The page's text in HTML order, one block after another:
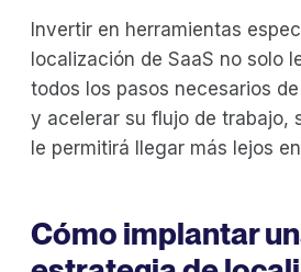
Invertir en herramientas
localización de SaaS no solo
todos los pasos necesarios
y acelerar su flujo de trabajo,
le permitirá llegar más lejos
Cómo implantar